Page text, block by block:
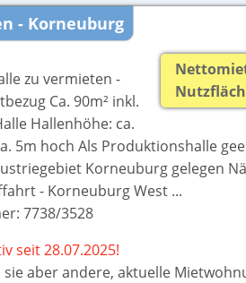
- Korneuburg
zu vermieten -
Ca. 90m² inkl.
Hallenhöhe: ca.
5m hoch Als Produktionshalle
Korneuburg gelegen
- Korneuburg West ...
7738/3528
seit 28.07.2025!
sie aberandere, aktuelle